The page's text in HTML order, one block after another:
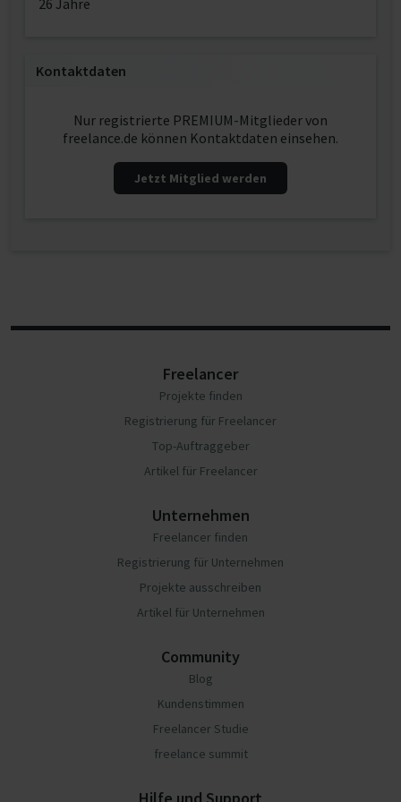
26 Jahre
Kontaktdaten
Nur registrierte PREMIUM-Mitglieder von
freelance.de können Kontaktdaten einsehen.
Jetzt Mitglied werden
Freelancer
Projekte finden
Registrierung für Freelancer
Top-Auftraggeber
Artikel für Freelancer
Unternehmen
Freelancer finden
Registrierung für Unternehmen
Projekte ausschreiben
Artikel für Unternehmen
Community
Blog
Kundenstimmen
Freelancer Studie
freelance summit